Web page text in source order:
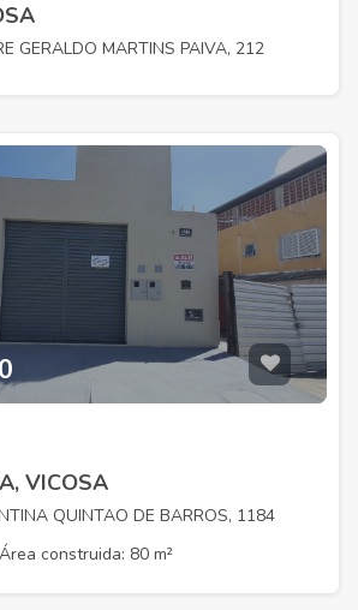
GERALDO MARTINS PAIVA, 212
VICOSA
QUINTAO DE BARROS, 1184
Área construida: 80 m²